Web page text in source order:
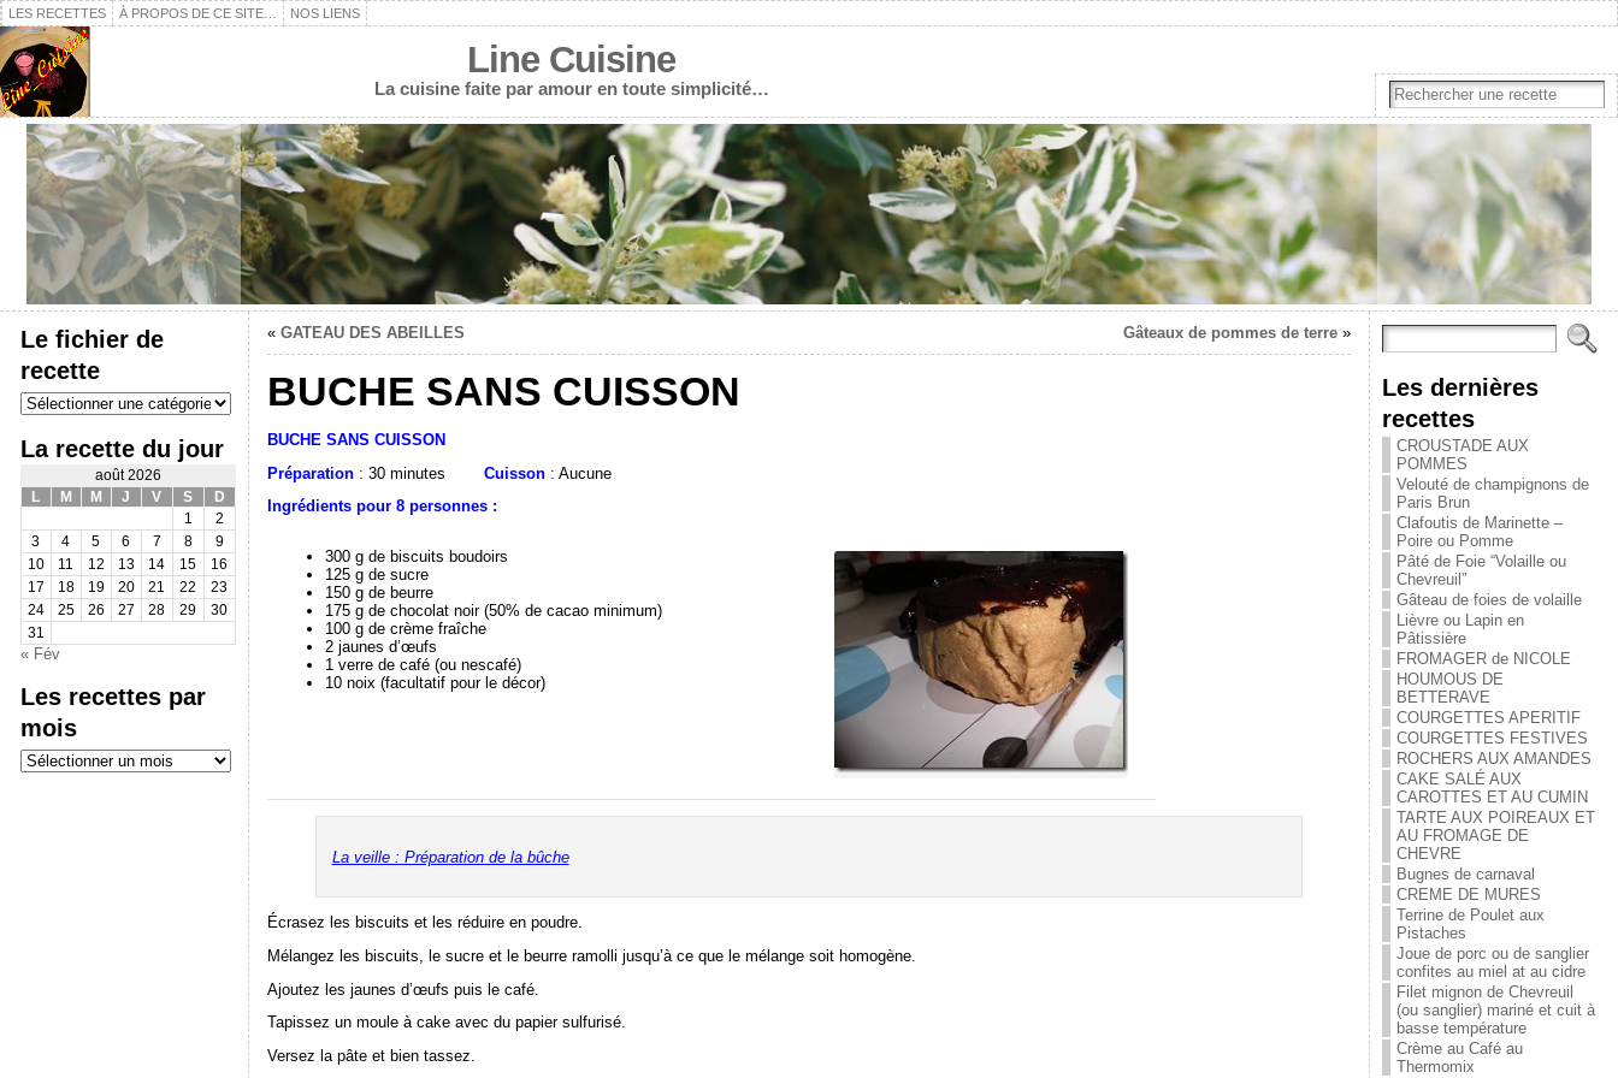
LES RECETTES À PROPOS DE CE SITE… NOS LIENS
Line Cuisine
La cuisine faite par amour en toute simplicité…
Le fichier de
recette
Le
fichier
recette
La recette du jour
août 2026
L
M M J V S
D
1
2
3
4 5 6 7 8
9
10
11 12 13 14 15
16
17
18 19 20 21 22
23
24
25 26 27 28 29
30
31
« Fév
Les recettes par
mois
Les
recettes
« GATEAU DES ABEILLES Gâteaux de pommes de terre»
BUCHE SANS CUISSON
BUCHE SANS CUISSON
Préparation: 30 minutes Cuisson: Aucune
Ingrédients pour 8 personnes :
300 g de biscuits boudoirs
125 g de sucre
150 g de beurre
175 g de chocolat noir (50% de cacao minimum)
100 g de crème fraîche
2 jaunes d’œufs
1 verre de café (ou nescafé)
10 noix (facultatif pour le décor)
La veille : Préparation de la bûche
Écrasez les biscuits et les réduire en poudre.
Mélangez les biscuits, le sucre et le beurre ramolli jusqu’à ce que le mélange soit homogène.
Ajoutez les jaunes d’œufs puis le café.
Tapissez un moule à cake avec du papier sulfurisé.
Versez la pâte et bien tassez.
Les dernières
recettes
CROUSTADE AUX
POMMES
Velouté de champignons de
Paris Brun
Clafoutis de Marinette –
Poire ou Pomme
Pâté de Foie “Volaille ou
Chevreuil”
Gâteau de foies de volaille
Lièvre ou Lapin en
Pâtissière
FROMAGER de NICOLE
HOUMOUS DE
BETTERAVE
COURGETTES APERITIF
COURGETTES FESTIVES
ROCHERS AUX AMANDES
CAKE SALÉ AUX
CAROTTES ET AU CUMIN
TARTE AUX POIREAUX ET
AU FROMAGE DE
CHEVRE
Bugnes de carnaval
CREME DE MURES
Terrine de Poulet aux
Pistaches
Joue de porc ou de sanglier
confites au miel at au cidre
Filet mignon de Chevreuil
(ou sanglier) mariné et cuit à
basse température
Crème au Café au
Thermomix